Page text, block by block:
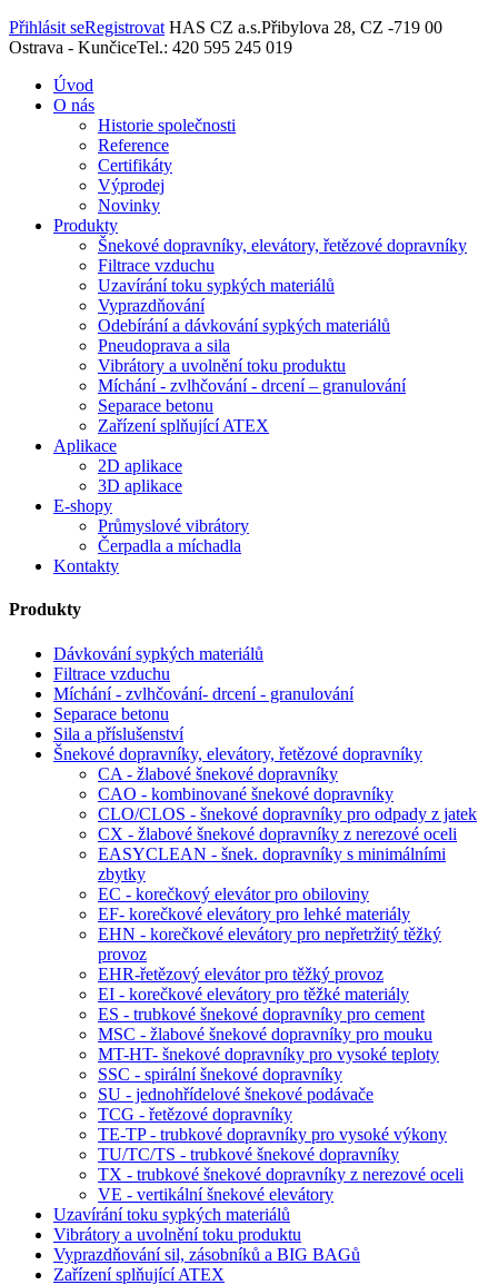
Přihlásit seRegistrovat HAS CZ a.s.Přibylova 28, CZ -719 00
Ostrava - KunčiceTel.: 420 595 245 019
Úvod
O nás
Historie společnosti
Reference
Certifikáty
Výprodej
Novinky
Produkty
Šnekové dopravníky, elevátory, řetězové dopravníky
Filtrace vzduchu
Uzavírání toku sypkých materiálů
Vyprazdňování
Odebírání a dávkování sypkých materiálů
Pneudoprava a sila
Vibrátory a uvolnění toku produktu
Míchání - zvlhčování - drcení – granulování
Separace betonu
Zařízení splňující ATEX
Aplikace
2D aplikace
3D aplikace
E-shopy
Průmyslové vibrátory
Čerpadla a míchadla
Kontakty
Produkty
Dávkování sypkých materiálů
Filtrace vzduchu
Míchání - zvlhčování- drcení - granulování
Separace betonu
Sila a příslušenství
Šnekové dopravníky, elevátory, řetězové dopravníky
CA - žlabové šnekové dopravníky
CAO - kombinované šnekové dopravníky
CLO/CLOS - šnekové dopravníky pro odpady z jatek
CX - žlabové šnekové dopravníky z nerezové oceli
EASYCLEAN - šnek. dopravníky s minimálními
zbytky
EC - korečkový elevátor pro obiloviny
EF- korečkové elevátory pro lehké materiály
EHN - korečkové elevátory pro nepřetržitý těžký
provoz
EHR-řetězový elevátor pro těžký provoz
EI - korečkové elevátory pro těžké materiály
ES - trubkové šnekové dopravníky pro cement
MSC - žlabové šnekové dopravníky pro mouku
MT-HT- šnekové dopravníky pro vysoké teploty
SSC - spirální šnekové dopravníky
SU - jednohřídelové šnekové podávače
TCG - řetězové dopravníky
TE-TP - trubkové dopravníky pro vysoké výkony
TU/TC/TS - trubkové šnekové dopravníky
TX - trubkové šnekové dopravníky z nerezové oceli
VE - vertikální šnekové elevátory
Uzavírání toku sypkých materiálů
Vibrátory a uvolnění toku produktu
Vyprazdňování sil, zásobníků a BIG BAGů
Zařízení splňující ATEX